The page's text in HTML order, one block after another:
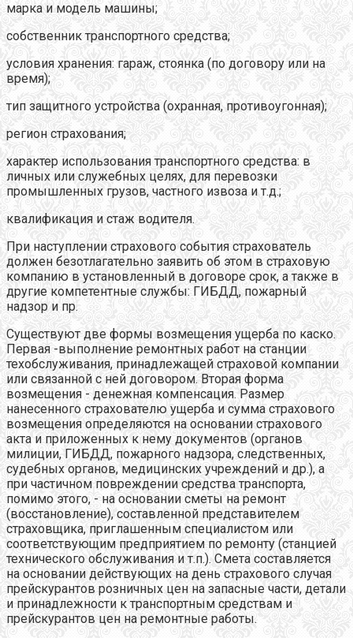
марка и модель машины;
собственник транспортного средства;
условия хранения: гараж, стоянка (по договору или на
время);
тип защитного устройства (охранная, противоугонная);
регион страхования;
характер использования транспортного средства: в
личных или служебных целях, для перевозки
промышленных грузов, частного извоза и т.д.;
квалификация и стаж водителя.
При наступлении страхового события страхователь
должен безотлагательно заявить об этом в страховую
компанию в установленный в договоре срок, а также в
другие компетентные службы: ГИБДД, пожарный
надзор и пр.
Существуют две формы возмещения ущерба по каско.
Первая -выполнение ремонтных работ на станции
техобслуживания, принадлежащей страховой компании
или связанной с ней договором. Вторая форма
возмещения - денежная компенсация. Размер
нанесенного страхователю ущерба и сумма страхового
возмещения определяются на основании страхового
акта и приложенных к нему документов (органов
милиции, ГИБДД, пожарного надзора, следственных,
судебных органов, медицинских учреждений и др.), а
при частичном повреждении средства транспорта,
помимо этого, - на основании сметы на ремонт
(восстановление), составленной представителем
страховщика, приглашенным специалистом или
соответствующим предприятием по ремонту (станцией
технического обслуживания и т.п.). Смета составляется
на основании действующих на день страхового случая
прейскурантов розничных цен на запасные части, детали
и принадлежности к транспортным средствам и
прейскурантов цен на ремонтные работы.